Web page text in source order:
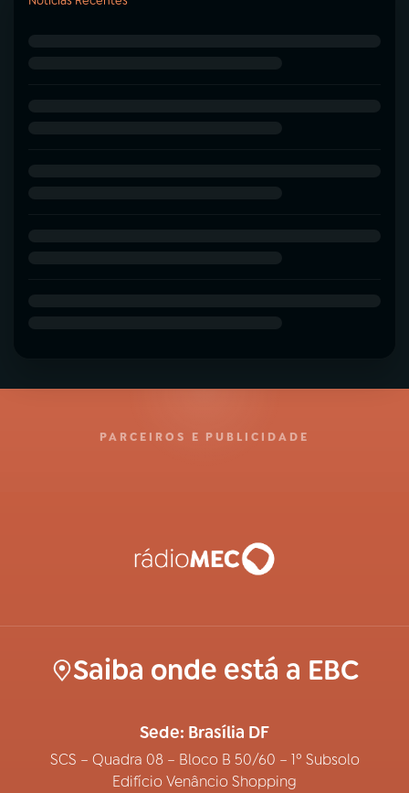
PARCEIROS E PUBLICIDADE
Saiba onde está a EBC
Sede: Brasília DF
SCS – Quadra 08 – Bloco B 50/60 – 1º Subsolo
Edifício Venâncio Shopping